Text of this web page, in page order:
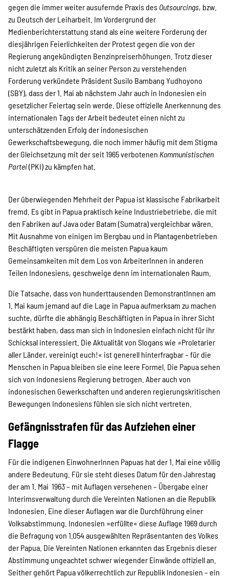
Stellenangebote
Werde Mitglied
Newsletter abonnieren
SPENDEN
Über uns
Transparenz
Kontakt
english
Indonesian
Suche
gegen die immer weiter ausufernde Praxis des Outsourcings, bzw.
zu Deutsch der Leiharbeit. Im Vordergrund der
Medienberichterstattung stand als eine weitere Forderung der
diesjährigen Feierlichkeiten der Protest gegen die von der
Regierung angekündigten Benzinpreiserhöhungen. Trotz dieser
nicht zuletzt als Kritik an seiner Person zu verstehenden
Forderung verkündete Präsident Susilo Bambang Yudhoyono
(SBY), dass der 1. Mai ab nächstem Jahr auch in Indonesien ein
gesetzlicher Feiertag sein werde. Diese offizielle Anerkennung des
internationalen Tags der Arbeit bedeutet einen nicht zu
unterschätzenden Erfolg der indonesischen
Gewerkschaftsbewegung, die noch immer häufig mit dem Stigma
der Gleichsetzung mit der seit 1965 verbotenen Kommunistischen
Partei(PKI) zu kämpfen hat.
Der überwiegenden Mehrheit der Papua ist klassische Fabrikarbeit
fremd. Es gibt in Papua praktisch keine Industriebetriebe, die mit
den Fabriken auf Java oder Batam (Sumatra) vergleichbar wären.
Mit Ausnahme von einigen im Bergbau und in Plantagenbetrieben
Beschäftigten verspüren die meisten Papua kaum
Gemeinsamkeiten mit dem Los von ArbeiterInnen in anderen
Teilen Indonesiens, geschweige denn im internationalen Raum.
Die Tatsache, dass von hunderttausenden DemonstrantInnen am
1. Mai kaum jemand auf die Lage in Papua aufmerksam zu machen
suchte, dürfte die abhängig Beschäftigten in Papua in ihrer Sicht
bestärkt haben, dass man sich in Indonesien einfach nicht für ihr
Schicksal interessiert. Die Aktualität von Slogans wie »Proletarier
aller Länder, vereinigt euch!« ist generell hinterfragbar – für die
Menschen in Papua bleiben sie eine leere Formel. Die Papua sehen
sich von Indonesiens Regierung betrogen. Aber auch von
indonesischen Gewerkschaften und anderen regierungskritischen
Bewegungen Indonesiens fühlen sie sich nicht vertreten.
Gefängnisstrafen für das Aufziehen einer
Flagge
Für die indigenen EinwohnerInnen Papuas hat der 1. Mai eine völlig
andere Bedeutung. Für sie steht dieses Datum für den Jahrestag
der am 1. Mai 1963 – mit Auflagen versehenen – Übergabe einer
Interimsverwaltung durch die Vereinten Nationen an die Republik
Indonesien. Eine dieser Auflagen war die Durchführung einer
Volksabstimmung. Indonesien »erfüllte« diese Auflage 1969 durch
die Befragung von 1.054 ausgewählten Repräsentanten des Volkes
der Papua. Die Vereinten Nationen erkannten das Ergebnis dieser
Abstimmung ungeachtet schwer wiegender Einwände offiziell an.
Seither gehört Papua völkerrechtlich zur Republik Indonesien – ein